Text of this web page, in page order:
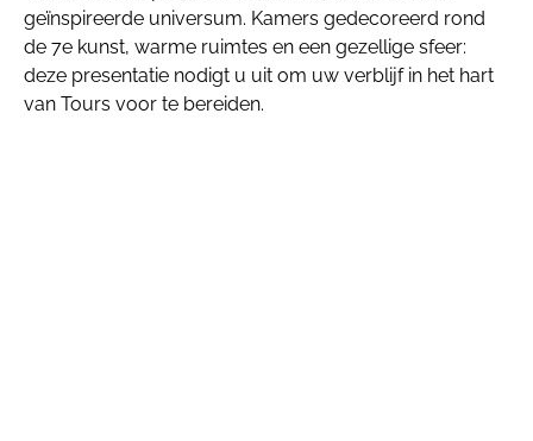
geïnspireerde universum. Kamers gedecoreerd rond
de 7e kunst, warme ruimtes en een gezellige sfeer:
deze presentatie nodigt u uit om uw verblijf in het hart
van Tours voor te bereiden.